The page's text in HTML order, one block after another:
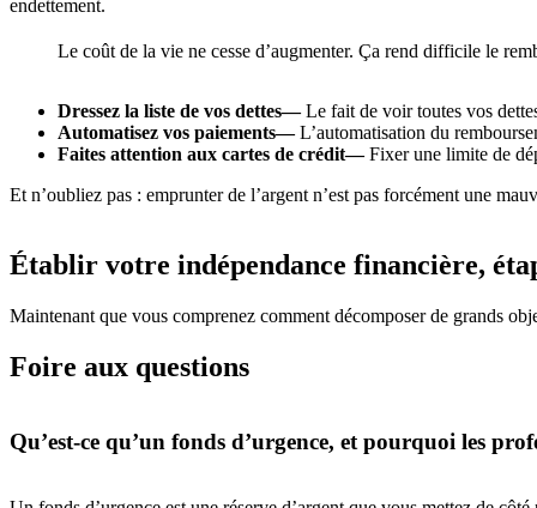
endettement.
Le coût de la vie ne cesse d’augmenter. Ça rend difficile le
Dressez la liste de vos dettes—Le fait de voir toutes vos
Automatisez vos paiements—L’automatisation du
Faites attention aux cartes de crédit—Fixer une limite de
Et n’oubliez pas : emprunter de l’argent n’est pas forcément une
Établir votre indépendance financière,
Maintenant que vous comprenez comment décomposer de grands
Foire aux questions
Qu’est-ce qu’un fonds d’urgence, et pourquoi les